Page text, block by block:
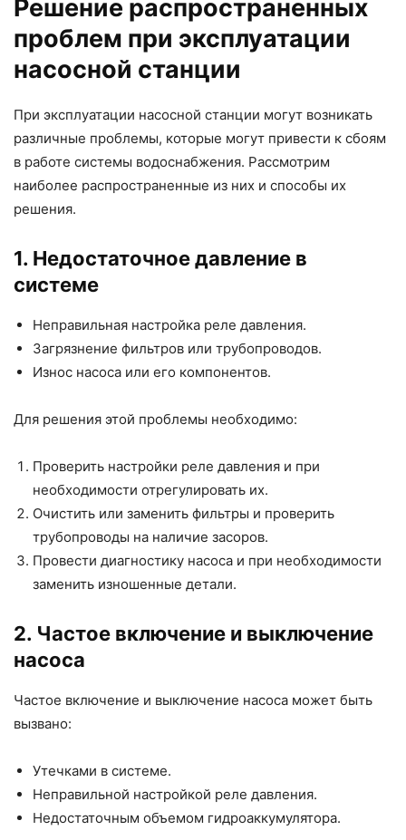
Решение распространенных
проблем при эксплуатации
насосной станции
При эксплуатации насосной станции могут возникать
различные проблемы, которые могут привести к сбоям
в работе системы водоснабжения. Рассмотрим
наиболее распространенные из них и способы их
решения.
1. Недостаточное давление в
системе
Неправильная настройка реле давления.
Загрязнение фильтров или трубопроводов.
Износ насоса или его компонентов.
Для решения этой проблемы необходимо:
Проверить настройки реле давления и при
необходимости отрегулировать их.
Очистить или заменить фильтры и проверить
трубопроводы на наличие засоров.
Провести диагностику насоса и при необходимости
заменить изношенные детали.
2. Частое включение и выключение
насоса
Частое включение и выключение насоса может быть
вызвано:
Утечками в системе.
Неправильной настройкой реле давления.
Недостаточным объемом гидроаккумулятора.